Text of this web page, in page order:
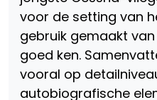
voor de setting van
gebruik gemaakt
goed ken.
vooral op
autobiografische